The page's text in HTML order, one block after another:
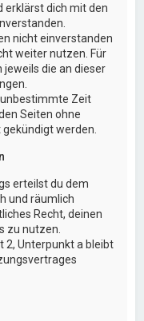
erklärst dich mit den
nicht einverstanden
weiter nutzen. Für
jeweils die an dieser
Zeit
Seiten ohne
werden.
erteilst du dem
und räumlich
Recht, deinen
zu nutzen.
2, Unterpunkt a bleibt